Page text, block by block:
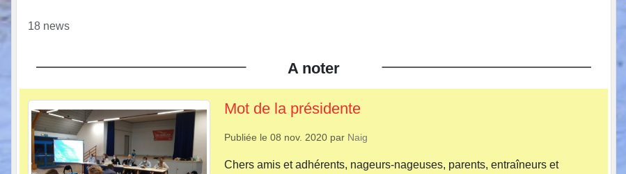
18 news
A noter
Mot de la présidente
Publiée le 08 nov. 2020par Naig
Chers amis et adhérents, nageurs-nageuses, parents, entraîneurs et